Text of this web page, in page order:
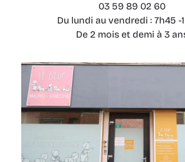
03 59 89 02 60
Du lundi au vendredi : 7h45 -
De 2 mois et demi à 3